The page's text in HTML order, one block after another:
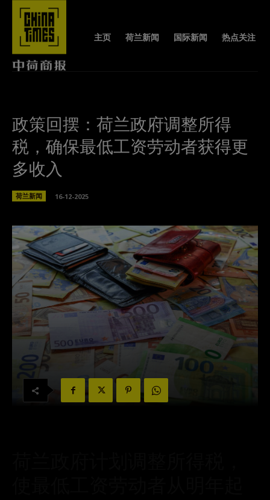
主页 荷兰新闻 国际新闻 热点关注
政策回摆：荷兰政府调整所得
税，确保最低工资劳动者获得更
多收入
荷兰新闻 16-12-2025